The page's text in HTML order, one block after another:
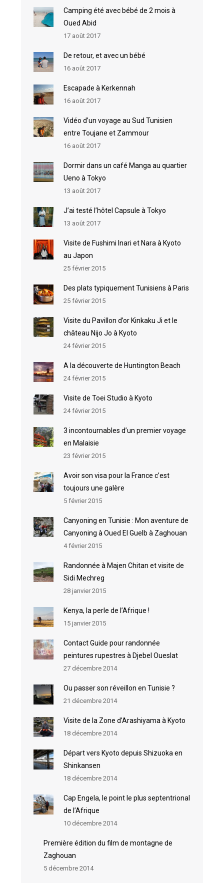
Camping été avec bébé de 2 mois à
Oued Abid
17 août 2017
De retour, et avec un bébé
16 août 2017
Escapade à Kerkennah
16 août 2017
Vidéo d’un voyage au Sud Tunisien
entre Toujane et Zammour
16 août 2017
Dormir dans un café Manga au quartier
Ueno à Tokyo
13 août 2017
J’ai testé l’hôtel Capsule à Tokyo
13 août 2017
Visite de Fushimi Inari et Nara à Kyoto
au Japon
25 février 2015
Des plats typiquement Tunisiens à Paris
25 février 2015
Visite du Pavillon d’or Kinkaku Ji et le
château Nijo Jo à Kyoto
24 février 2015
A la découverte de Huntington Beach
24 février 2015
Visite de Toei Studio à Kyoto
24 février 2015
3 incontournables d’un premier voyage
en Malaisie
23 février 2015
Avoir son visa pour la France c’est
toujours une galère
5 février 2015
Canyoning en Tunisie : Mon aventure de
Canyoning à Oued El Guelb à Zaghouan
4 février 2015
Randonnée à Majen Chitan et visite de
Sidi Mechreg
28 janvier 2015
Kenya, la perle de l’Afrique !
15 janvier 2015
Contact Guide pour randonnée
peintures rupestres à Djebel Oueslat
27 décembre 2014
Ou passer son réveillon en Tunisie ?
21 décembre 2014
Visite de la Zone d’Arashiyama à Kyoto
18 décembre 2014
Départ vers Kyoto depuis Shizuoka en
Shinkansen
18 décembre 2014
Cap Engela, le point le plus septentrional
de l’Afrique
10 décembre 2014
Première édition du film de montagne de
Zaghouan
5 décembre 2014